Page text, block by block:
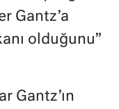
Gantz’a
olduğunu”
Gantz’ın